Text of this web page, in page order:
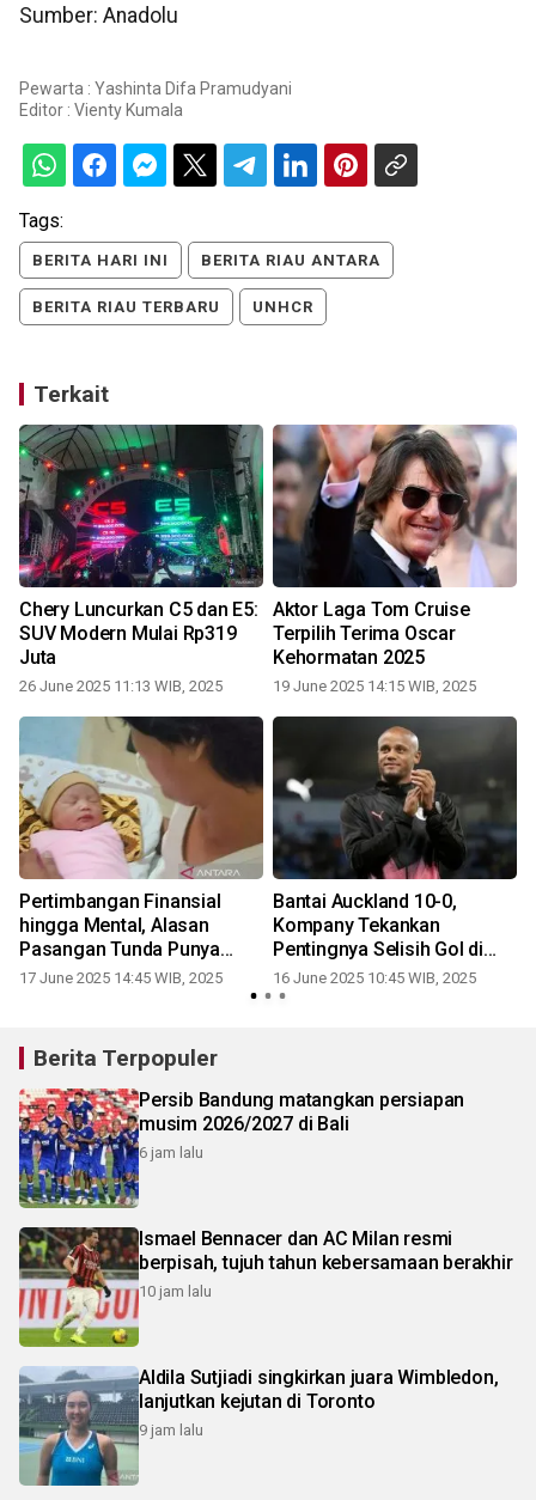
Sumber: Anadolu
Pewarta : Yashinta Difa Pramudyani
Editor : Vienty Kumala
Tags:
BERITA HARI INI BERITA RIAU ANTARA
BERITA RIAU TERBARU UNHCR
Terkait
Chery Luncurkan C5 dan E5:
SUV Modern Mulai Rp319
Juta
26 June 2025 11:13 WIB, 2025
Aktor Laga Tom Cruise
Terpilih Terima Oscar
Kehormatan 2025
19 June 2025 14:15 WIB, 2025
Pertimbangan Finansial
hingga Mental, Alasan
Pasangan Tunda Punya
Anak
17 June 2025 14:45 WIB, 2025
Bantai Auckland 10-0,
Kompany Tekankan
Pentingnya Selisih Gol di
Grup Berat
16 June 2025 10:45 WIB, 2025
Berita Terpopuler
Persib Bandung matangkan persiapan
musim 2026/2027 di Bali
6 jam lalu
Ismael Bennacer dan AC Milan resmi
berpisah, tujuh tahun kebersamaan berakhir
10 jam lalu
Aldila Sutjiadi singkirkan juara Wimbledon,
lanjutkan kejutan di Toronto
9 jam lalu